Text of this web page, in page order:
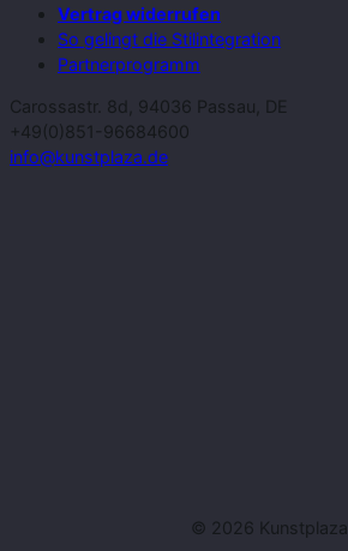
Vertrag widerrufen
So gelingt die Stilintegration
Partnerprogramm
Carossastr. 8d, 94036 Passau, DE
+49(0)851-96684600
info@kunstplaza.de
© 2026 Kunstplaza